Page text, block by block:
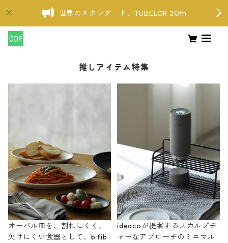
世界のスタンダード、TUBELOR 20th
推しアイテム特集
オーバル皿を、割れにくく、
欠けにくい食器として、b fib
ideacoが提案するスカルプチ
ャーなアプローチのミニマル